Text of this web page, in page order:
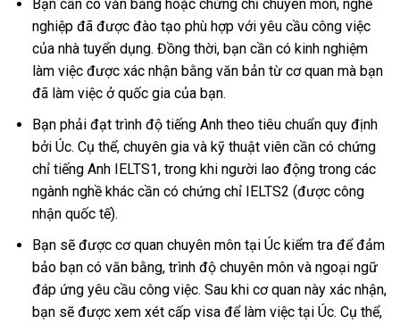
Bạn cần có văn bằng hoặc chứng chỉ chuyên môn, nghề
nghiệp đã được đào tạo phù hợp với yêu cầu công việc
của nhà tuyển dụng. Đồng thời, bạn cần có kinh nghiệm
làm việc được xác nhận bằng văn bản từ cơ quan mà bạn
đã làm việc ở quốc gia của bạn.
Bạn phải đạt trình độ tiếng Anh theo tiêu chuẩn quy định
bởi Úc. Cụ thể, chuyên gia và kỹ thuật viên cần có chứng
chỉ tiếng Anh IELTS1, trong khi người lao động trong các
ngành nghề khác cần có chứng chỉ IELTS2 (được công
nhận quốc tế).
Bạn sẽ được cơ quan chuyên môn tại Úc kiểm tra để đảm
bảo bạn có văn bằng, trình độ chuyên môn và ngoại ngữ
đáp ứng yêu cầu công việc. Sau khi cơ quan này xác nhận,
bạn sẽ được xem xét cấp visa để làm việc tại Úc. Cụ thể,